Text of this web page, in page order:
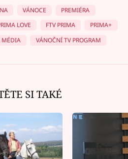
VÁNOCE
PREMIÉRA
LOVE FTV PRIMA
PRIMA+
MÉDIA
VÁNOČNÍ TV PROGRAM
SI TAKÉ